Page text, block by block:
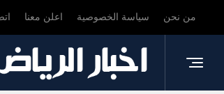
من نحن سياسة الخصوصية اعلن معنا